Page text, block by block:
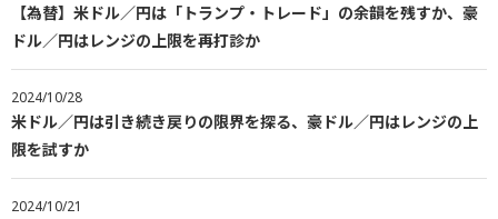
【為替】米ドル／円は「トランプ・トレード」の余韻を残すか、豪
ドル／円はレンジの上限を再打診か
2024/10/28
米ドル／円は引き続き戻りの限界を探る、豪ドル／円はレンジの上
限を試すか
2024/10/21